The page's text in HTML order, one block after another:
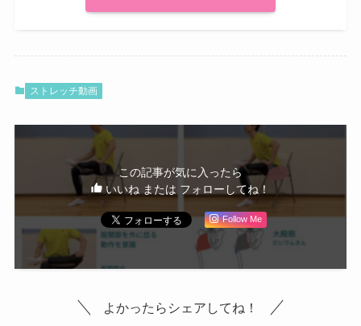
ストレッチ動画
この記事が気に入ったら
いいね または フォローしてね！
Follow Me
よかったらシェアしてね！